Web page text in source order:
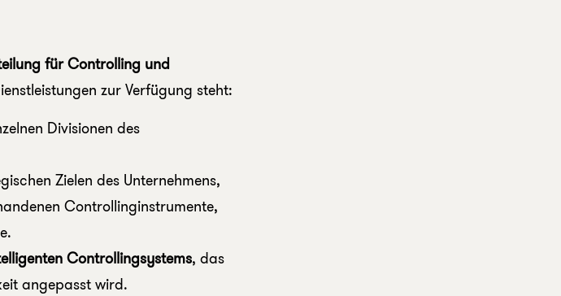
für Controlling und
zur Verfügung steht:
Divisionen des
Zielen des Unternehmens,
Controllinginstrumente,
Controllingsystems, das
angepasst wird.